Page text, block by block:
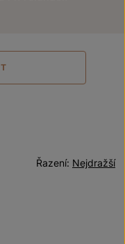
Nejdražší
Řazení: